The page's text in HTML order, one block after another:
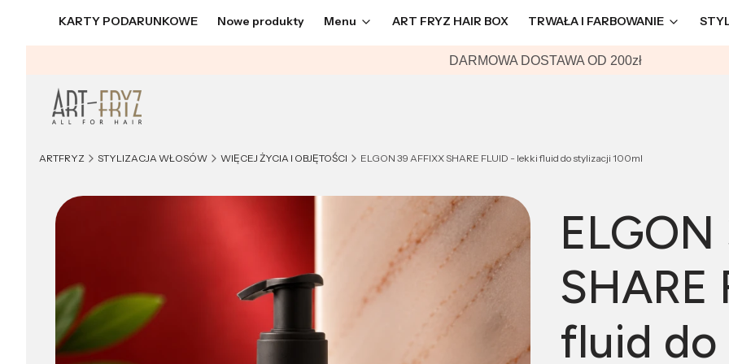
KARTY PODARUNKOWE Nowe produkty Menu ART FRYZ HAIR BOX TRWAŁA I FARBOWANIE
DARMOWA DOSTAWA OD 200zł
ARTFRYZ STYLIZACJA WŁOSÓW WIĘCEJ ŻYCIA I OBJĘTOŚCI ELGON 39 AFFIXX SHARE FLUID - lekki fluid do stylizacji 100ml
SHARE
fluid do